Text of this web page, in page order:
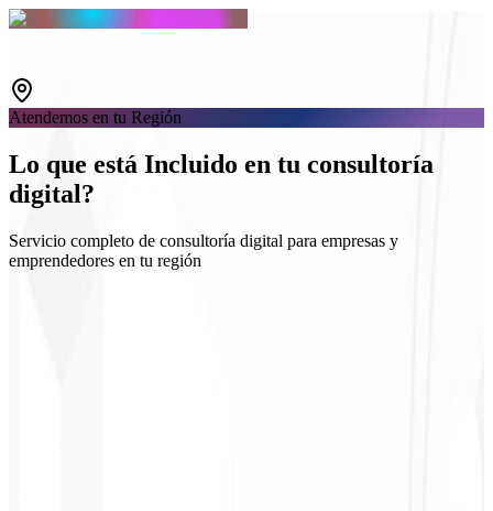
Atendemos en tu Región
Lo que está Incluido en tu consultoría
digital?
Servicio completo de consultoría digital para empresas y
emprendedores en tu región